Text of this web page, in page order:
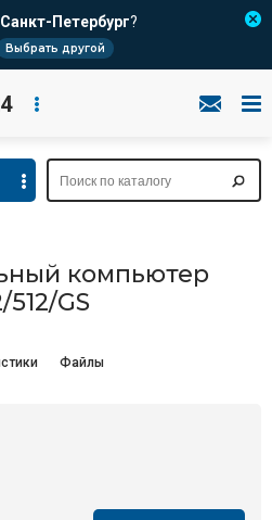
Санкт-Петербург?
Выбрать другой
компьютер
512/GS
Файлы